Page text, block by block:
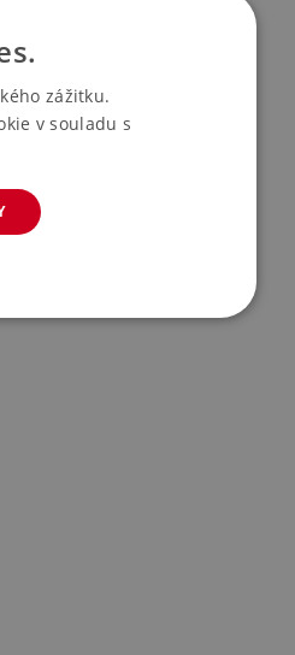
zážitku.
v souladu s